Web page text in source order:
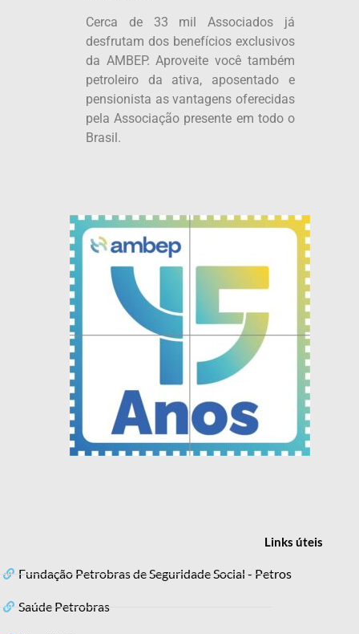
Cerca de 33 mil Associados já
desfrutam dos benefícios exclusivos
da AMBEP. Aproveite você também
petroleiro da ativa, aposentado e
pensionista as vantagens oferecidas
pela Associação presente em todo o
Brasil.
Linksúteis
Fundação Petrobras de Seguridade Social - Petros
Saúde Petrobras